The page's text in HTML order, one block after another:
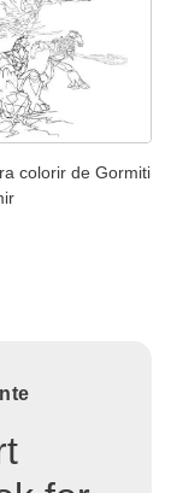
colorir de Gormiti